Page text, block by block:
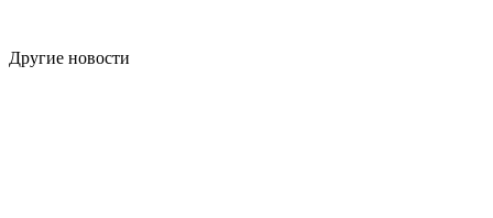
Другие новости